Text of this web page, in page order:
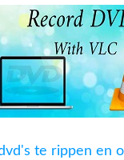
te rippen en